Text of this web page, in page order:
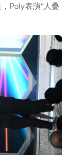
Poly表演“人叠